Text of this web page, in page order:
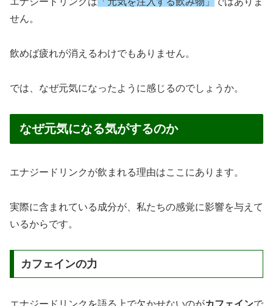
せん。
飲めば疲れが消えるわけでもありません。
では、なぜ元気になったように感じるのでしょうか。
なぜ元気になる気がするのか
エナジードリンクが飲まれる理由はここにあります。
実際に含まれている成分が、私たちの感覚に影響を与えて
いるからです。
カフェインの力